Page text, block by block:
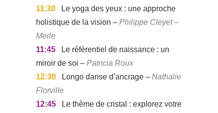
11:30
Le yoga des yeux : une approche
holistique de la vision – Philippe Cleyet –
Merle
11:45
Le référentiel de naissance : un
miroir de soi – Patricia Roux
12:30
Longo danse d’ancrage – Nathalie
Florville
12:45
Le thème de cristal : explorez votre